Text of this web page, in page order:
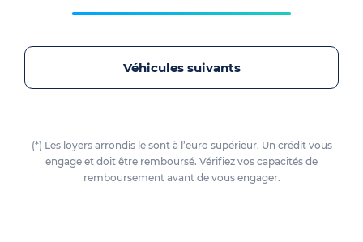
Véhicules suivants
(*) Les loyers arrondis le sont à l’euro supérieur. Un crédit vous
engage et doit être remboursé. Vérifiez vos capacités de
remboursement avant de vous engager.